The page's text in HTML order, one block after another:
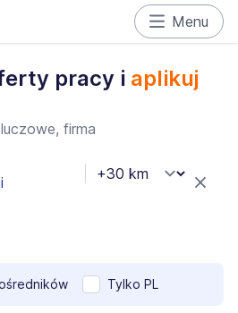
Menu
pracy i aplikuj
Tylko PL